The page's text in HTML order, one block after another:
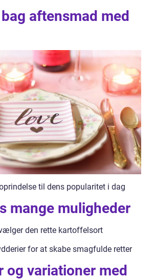
aftensmad med
til dens popularitet i dag
mange muligheder
den rette kartoffelsort
for at skabe smagfulde retter
og variationer med